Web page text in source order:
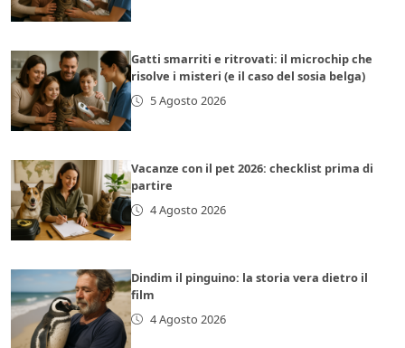
Gatti smarriti e ritrovati: il microchip che
risolve i misteri (e il caso del sosia belga)
5 Agosto 2026
Vacanze con il pet 2026: checklist prima di
partire
4 Agosto 2026
Dindim il pinguino: la storia vera dietro il
film
4 Agosto 2026